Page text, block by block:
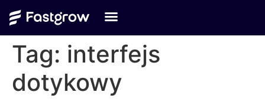
Tag: interfejs
dotykowy